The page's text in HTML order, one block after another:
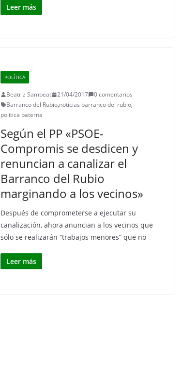
Leer más
POLÍTICA
Beatriz Sambeat 21/04/2017
0 comentarios
Barranco del Rubio,noticias barranco del rubio,
politica paterna
Según el PP «PSOE-
Compromis se desdicen y
renuncian a canalizar el
Barranco del Rubio
marginando a los vecinos»
Después de comprometerse a ejecutar su
canalización, ahora anuncian a los vecinos que
sólo se realizarán “trabajos menores” que no
Leer más